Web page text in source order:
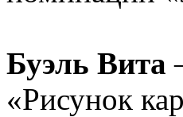
Буэль Вита
«Рисунок